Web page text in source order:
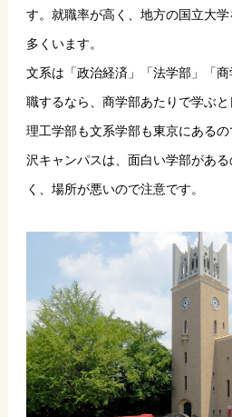
す。就職率が高く、地方の国立大
多くいます。
文系は「政治経済」「法学部」「
職するなら、商学部あたりで学ぶと
理工学部も文系学部も東京にある
沢キャンパスは、面白い学部があ
く、場所が悪いので注意です。